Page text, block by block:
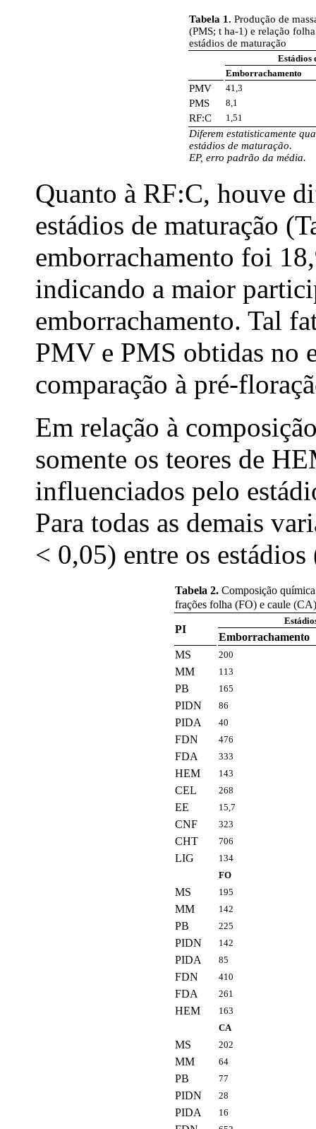
Tabela 1. Produção de
(PMS; t ha-1) e relação
estádios de maturação
Estádios
Emborrachamento
PMV 41,3
PMS 8,1
RF:C 1,51
Diferem estatisticamente
estádios de maturação.
EP, erro padrão da média.
Quanto à RF:C, houve
estádios de maturação
emborrachamento foi
indicando a maior
emborrachamento. Tal
PMV e PMS obtidas no
comparação à pré-
Em relação à
somente os teores de
influenciados pelo
Para todas as demais
< 0,05) entre os estádios
Tabela 2. Composição
frações folha (FO) e caule
PI
Emborrachamento
MS
200
MM 113
PB 165
PIDN 86
PIDA 40
FDN 476
FDA 333
HEM 143
CEL 268
EE 15,7
CNF 323
CHT 706
LIG
134
FO
MS 195
MM 142
PB 225
PIDN 142
PIDA 85
FDN 410
FDA 261
HEM
163
CA
MS 202
MM 64
PB 77
PIDN 28
PIDA 16